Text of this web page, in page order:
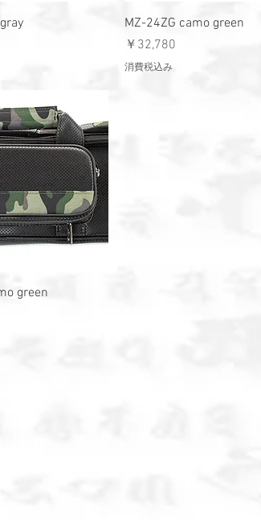
クビュー クイックビュー
MZ-24ZG camo green
価格
￥32,780
消費税込み
クビュー
green